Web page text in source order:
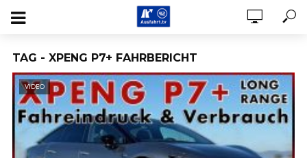
TAG - XPENG P7+ FAHRBERICHT
VIDEO